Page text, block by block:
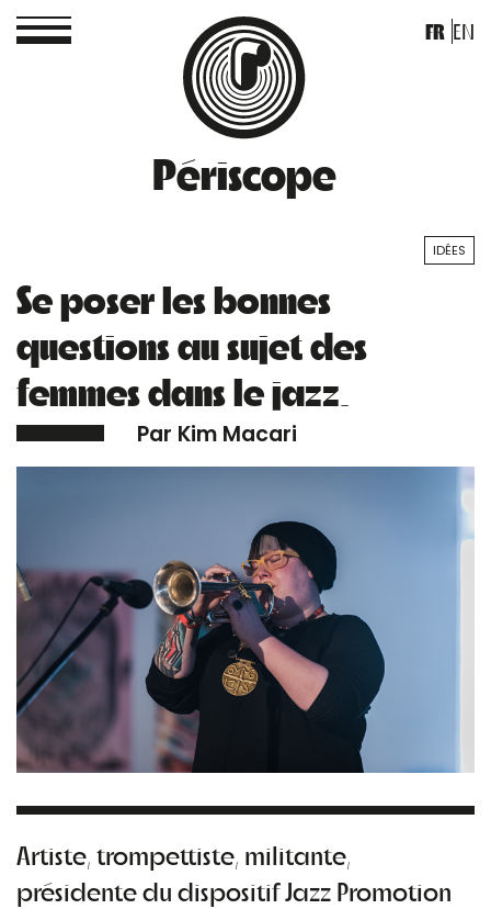
Périscope
FR EN
IDÉES
Se poser les bonnes
questions au sujet des
femmes dans le jazz.
Par Kim Macari
Artiste, trompettiste, militante,
présidente du dispositif Jazz Promotion